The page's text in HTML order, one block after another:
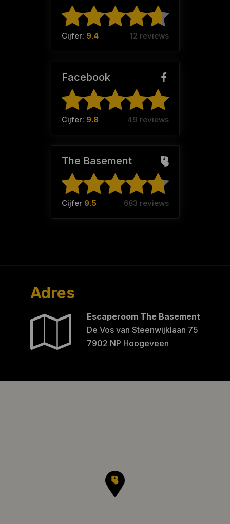
Cijfer: 9.4 12 reviews
Facebook
Cijfer: 9.8 49 reviews
The Basement
Cijfer 9.5 683 reviews
Adres
Escaperoom The Basement
De Vos van Steenwijklaan 75
7902 NP Hoogeveen